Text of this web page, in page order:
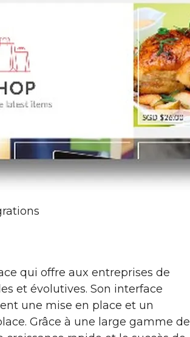
qui offre aux entreprises de
et évolutives. Son interface
une mise en place et un
Grâce à une large gamme de